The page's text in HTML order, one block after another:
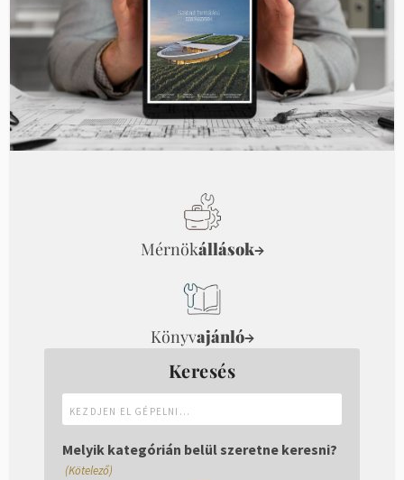
Mérnökállások→
Könyvajánló→
Keresés
el
gépelni...
Melyik kategórián belül szeretne keresni?
(Kötelező)